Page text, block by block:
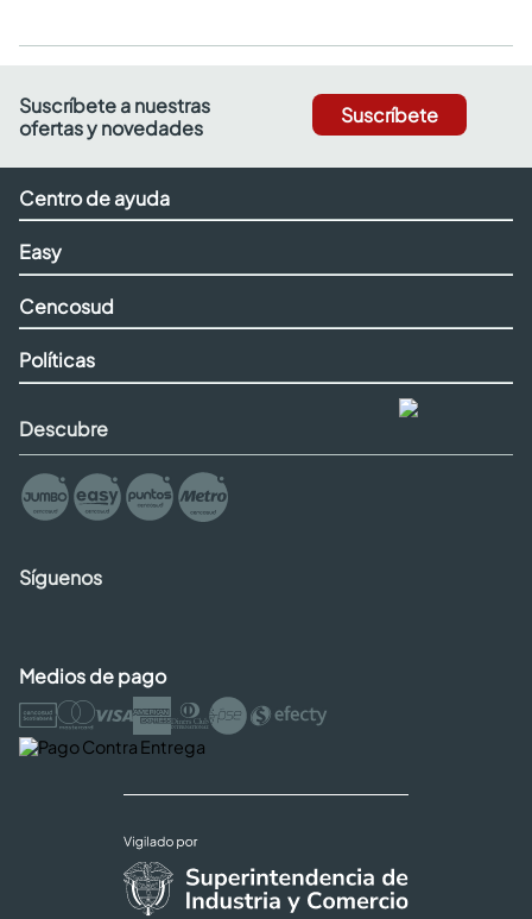
Suscríbete a nuestras
ofertas y novedades
Suscríbete
Centro de ayuda
Easy
Cencosud
Políticas
Descubre
Síguenos
Medios de pago